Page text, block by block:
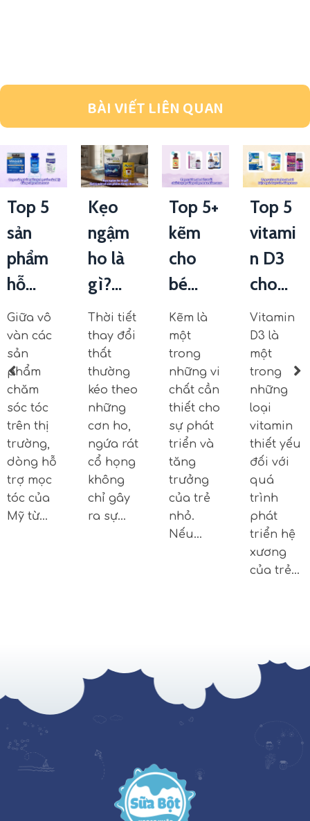
BÀI VIẾT LIÊN QUAN
Top 5
sản
phẩm
hỗ...
Giữa vô
vàn các
sản
phẩm
chăm
sóc tóc
trên thị
trường,
dòng hỗ
trợ mọc
tóc của
Mỹ từ…
Kẹo
ngậm
ho là
gì?...
Thời tiết
thay đổi
thất
thường
kéo theo
những
cơn ho,
ngứa rát
cổ họng
không
chỉ gây
ra sự…
Top 5+
kẽm
cho
bé...
Kẽm là
một
trong
những vi
chất cần
thiết cho
sự phát
triển và
tăng
trưởng
của trẻ
nhỏ.
Nếu…
Top 5
vitami
n D3
cho...
Vitamin
D3 là
một
trong
những
loại
vitamin
thiết yếu
đối với
quá
trình
phát
triển hệ
xương
của trẻ…